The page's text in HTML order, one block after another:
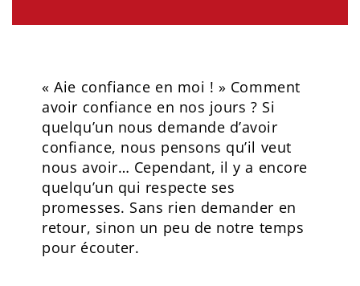
« Aie confiance en moi ! » Comment
avoir confiance en nos jours ? Si
quelqu’un nous demande d’avoir
confiance, nous pensons qu’il veut
nous avoir… Cependant, il y a encore
quelqu’un qui respecte ses
promesses. Sans rien demander en
retour, sinon un peu de notre temps
pour écouter.